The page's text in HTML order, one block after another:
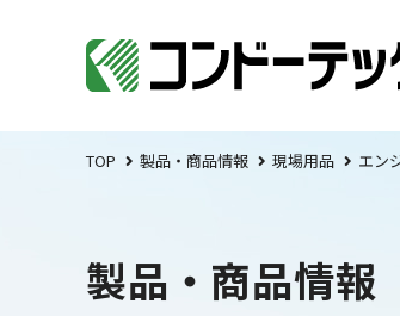
TOP 製品・商品情報 現場用品 エン
製品・商品情報